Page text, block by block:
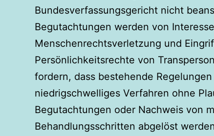
Bundesverfassungsgericht nicht
Begutachtungen werden von
Menschenrechtsverletzung und
Persönlichkeitsrechte von
fordern, dass bestehende
niedrigschwelliges Verfahren ohne
Begutachtungen oder Nachweis von
Behandlungsschritten abgelöst